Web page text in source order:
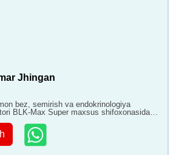
Jhingan
bez, semirish va endokrinologiya
BLK-Max Super maxsus shifoxonasida